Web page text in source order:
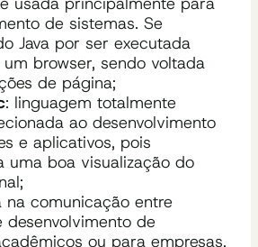
de sistemas. Se
Java por ser executada
browser, sendo voltada
de página;
: linguagem totalmente
ao desenvolvimento
e aplicativos, pois
uma boa visualização do
na comunicação entre
desenvolvimento de
ou para empresas,